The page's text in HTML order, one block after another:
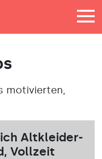
motivierten,
Altkleider-
Vollzeit